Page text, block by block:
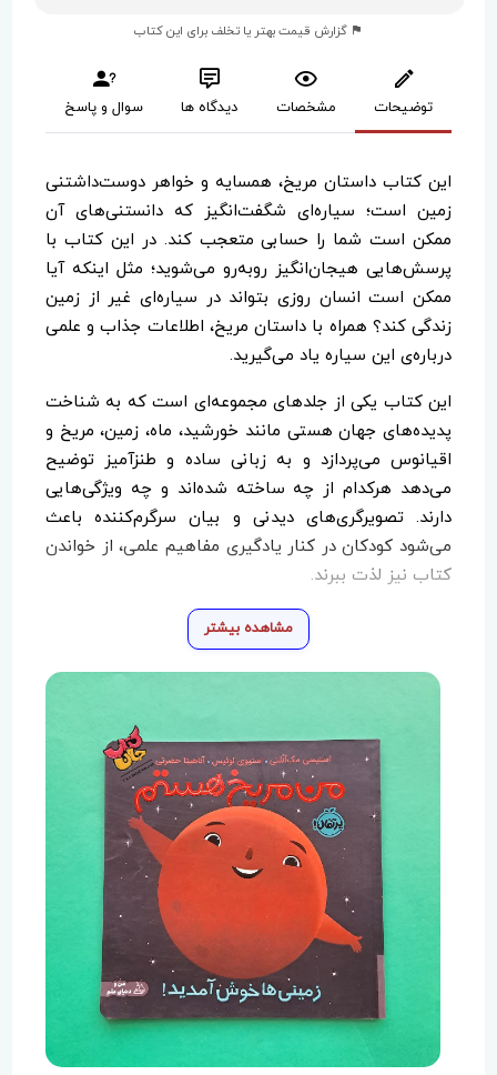
گزارش قیمت بهتر یا تخلف برای این کتاب
توضیحات مشخصات دیدگاه ها سوال و پاسخ
این کتاب داستان مریخ، همسایه و خواهر دوست‌داشتنی
زمین است؛ سیاره‌ای شگفت‌انگیز که دانستنی‌های آن
ممکن است شما را حسابی متعجب کند. در این کتاب با
پرسش‌هایی هیجان‌انگیز روبه‌رو می‌شوید؛ مثل اینکه آیا
ممکن است انسان روزی بتواند در سیاره‌ای غیر از زمین
زندگی کند؟ همراه با داستان مریخ، اطلاعات جذاب و علمی
درباره‌ی این سیاره یاد می‌گیرید.
این کتاب یکی از جلدهای مجموعه‌ای است که به شناخت
پدیده‌های جهان هستی مانند خورشید، ماه، زمین، مریخ و
اقیانوس می‌پردازد و به زبانی ساده و طنزآمیز توضیح
می‌دهد هرکدام از چه ساخته شده‌اند و چه ویژگی‌هایی
دارند. تصویرگری‌های دیدنی و بیان سرگرم‌کننده باعث
می‌شود کودکان در کنار یادگیری مفاهیم علمی، از خواندن
کتاب نیز لذت ببرند.
مشاهده بیشتر